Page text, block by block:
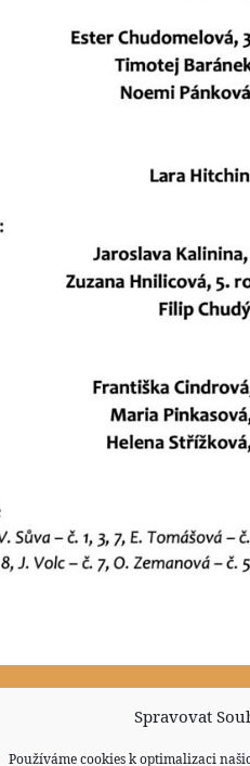
Spravovat
Používáme cookies k optimalizaci
Sociální